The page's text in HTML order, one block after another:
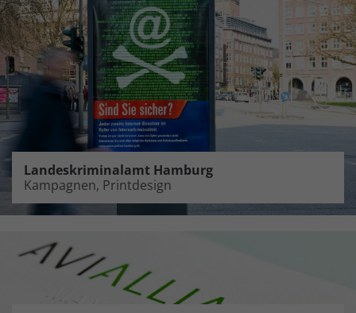
Landeskriminalamt Hamburg
Kampagnen, Printdesign